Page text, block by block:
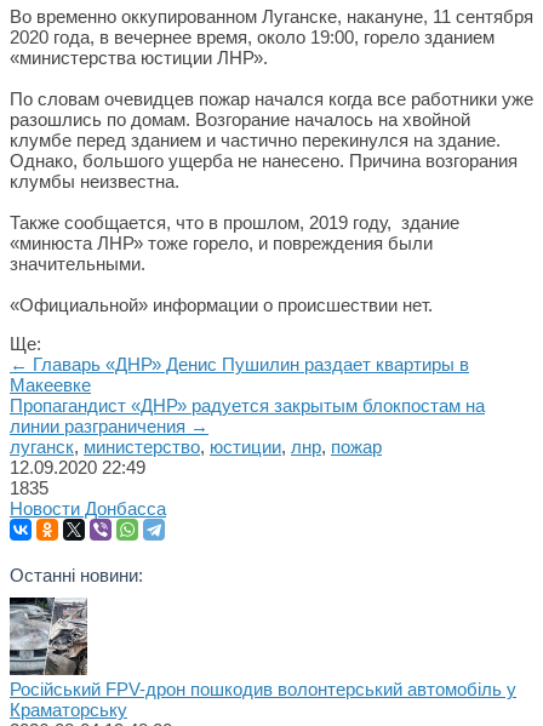
Во временно оккупированном Луганске, накануне, 11 сентября
2020 года, в вечернее время, около 19:00, горело зданием
«министерства юстиции ЛНР».
По словам очевидцев пожар начался когда все работники уже
разошлись по домам. Возгорание началось на хвойной
клумбе перед зданием и частично перекинулся на здание.
Однако, большого ущерба не нанесено. Причина возгорания
клумбы неизвестна.
Также сообщается, что в прошлом, 2019 году, здание
«минюста ЛНР» тоже горело, и повреждения были
значительными.
«Официальной» информации о происшествии нет.
Ще:
← Главарь «ДНР» Денис Пушилин раздает квартиры в
Макеевке
Пропагандист «ДНР» радуется закрытым блокпостам на
линии разграничения →
луганск, министерство, юстиции, лнр, пожар
12.09.2020 22:49
1835
Новости Донбасса
Останні новини:
Російський FPV-дрон пошкодив волонтерський автомобіль у
Краматорську